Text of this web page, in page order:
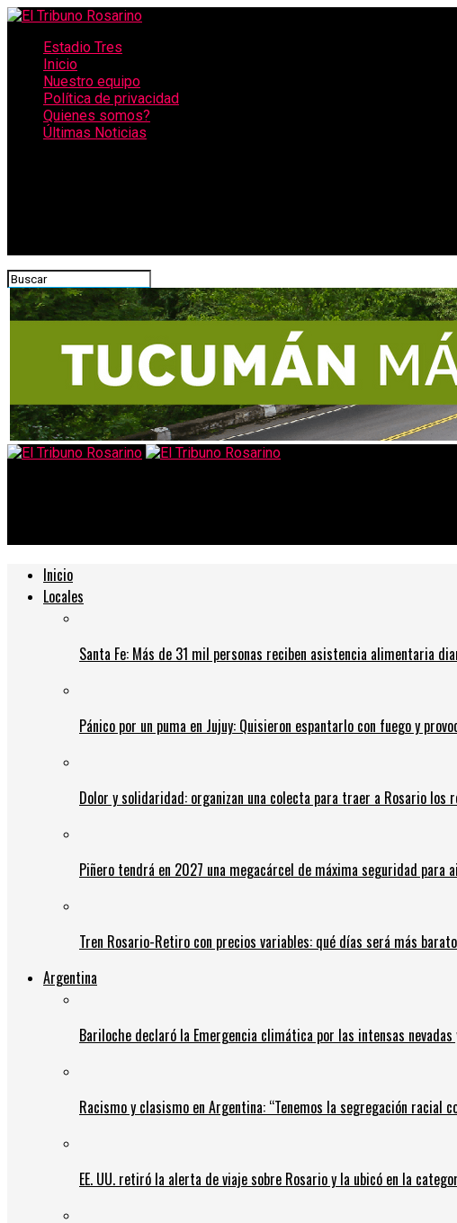
Estadio Tres
Inicio
Nuestro equipo
Política de privacidad
Quienes somos?
Últimas Noticias
Inicio
Locales
Santa Fe: Más de 31 mil personas reciben asistencia alimentaria
Pánico por un puma en Jujuy: Quisieron espantarlo con fuego y
Dolor y solidaridad: organizan una colecta para traer a Rosario los
Piñero tendrá en 2027 una megacárcel de máxima seguridad para
Tren Rosario-Retiro con precios variables: qué días será más
Argentina
Bariloche declaró la Emergencia climática por las intensas
Racismo y clasismo en Argentina: “Tenemos la segregación racial
EE. UU. retiró la alerta de viaje sobre Rosario y la ubicó en la